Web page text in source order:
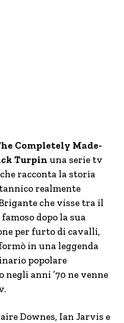
Completely Made-
Turpin una serie tv
racconta la storia
realmente
che visse tra il
dopo la sua
per furto di cavalli,
in una leggenda
popolare
negli anni ’70 ne venne
Downes, Ian Jarvis e